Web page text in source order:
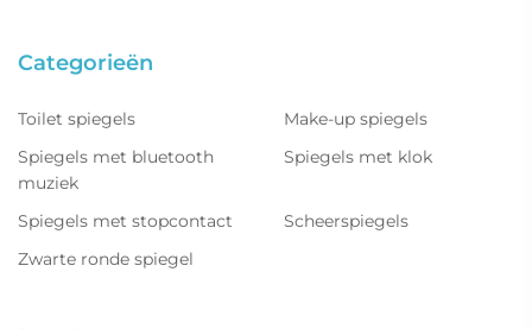
Categorieën
Toilet spiegels
Make-up spiegels
Spiegels met bluetooth
muziek
Spiegels met klok
Spiegels met stopcontact
Scheerspiegels
Zwarte ronde spiegel